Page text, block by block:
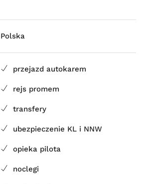
Polska
przejazd autokarem
rejs promem
transfery
ubezpieczenie KL i NNW
opieka pilota
noclegi